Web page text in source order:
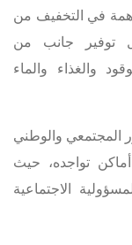
في التخفيف من
توفير جانب من
والغذاء والماء
المجتمعي والوطني
تواجده، حيث
الاجتماعية